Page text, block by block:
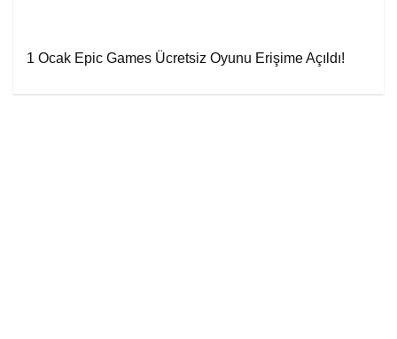
1 Ocak Epic Games Ücretsiz Oyunu Erişime Açıldı!